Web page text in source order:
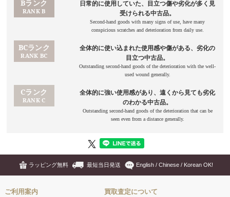
ラッピング無料 最短当日発送 English / Chinese / Korean OK!
ご利用案内 買取査定について